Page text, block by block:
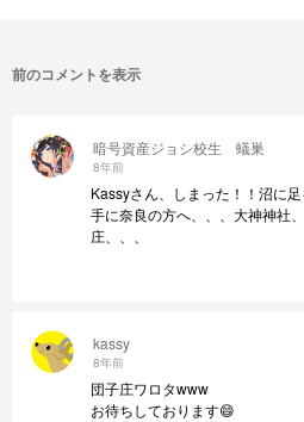
前のコメントを表示
kassy
8年前
団子庄ワロタwww
お待ちしております😄
暗号資産ジョシ校生 蟻巣
8年前
Kassyさん、しまった！！沼
手に奈良の方へ、、、大神神社
庄、、、